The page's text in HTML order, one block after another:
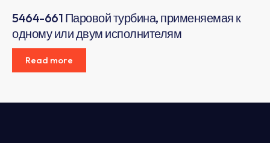
5464-661 Паровой турбина, применяемая к
одному или двум исполнителям
Read more